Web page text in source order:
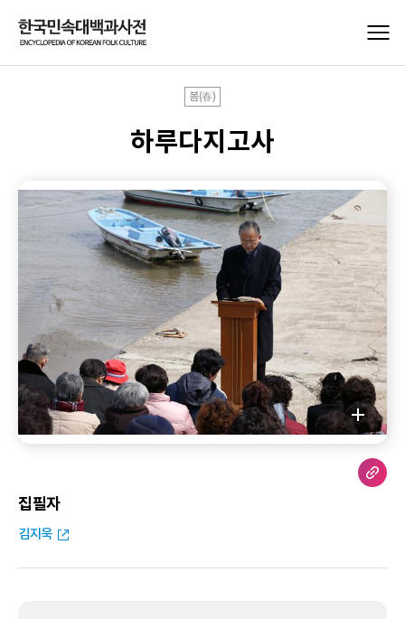
봄(春)
하루다지고사
집필자
김지욱